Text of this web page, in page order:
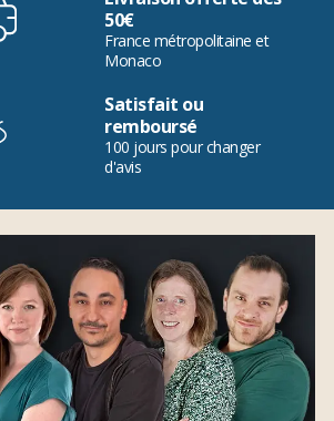
50€
France métropolitaine et
Monaco
Satisfait ou
remboursé
100 jours pour changer
d'avis